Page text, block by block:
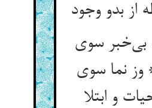
بی‌خبر سوی
نما سوی